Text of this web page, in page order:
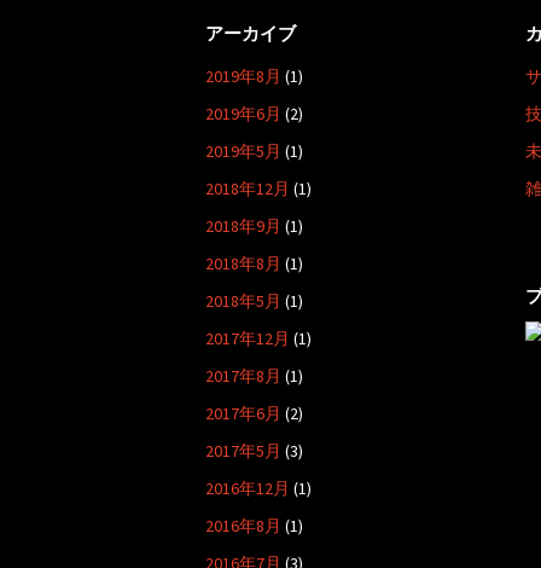
アーカイブ
2019年8月 (1)
2019年6月 (2)
2019年5月 (1)
2018年12月 (1)
2018年9月 (1)
2018年8月 (1)
2018年5月 (1)
2017年12月 (1)
2017年8月 (1)
2017年6月 (2)
2017年5月 (3)
2016年12月 (1)
2016年8月 (1)
2016年7月 (3)